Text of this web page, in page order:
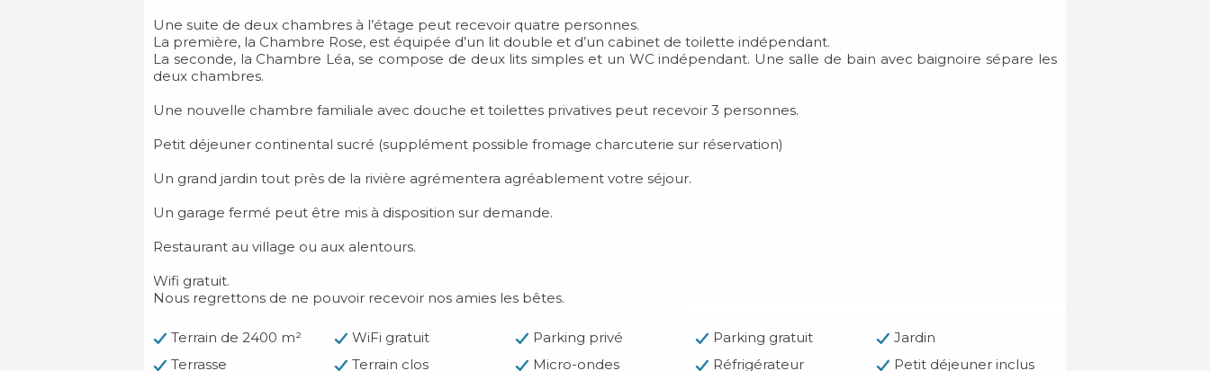
Une suite de deux chambres à l’étage peut recevoir quatre personnes.
La première, la Chambre Rose, est équipée d’un lit double et d’un cabinet de toilette indépendant.
La seconde, la Chambre Léa, se compose de deux lits simples et un WC indépendant. Une salle de bain avec baignoire sépare les
deux chambres.
Une nouvelle chambre familiale avec douche et toilettes privatives peut recevoir 3 personnes.
Petit déjeuner continental sucré (supplément possible fromage charcuterie sur réservation)
Un grand jardin tout près de la rivière agrémentera agréablement votre séjour.
Un garage fermé peut être mis à disposition sur demande.
Restaurant au village ou aux alentours.
Wifi gratuit.
Nous regrettons de ne pouvoir recevoir nos amies les bêtes.
Terrain de 2400 m² WiFi gratuit Parking privé Parking gratuit
Jardin
Terrasse
Terrain clos Micro-ondes Réfrigérateur Petit déjeuner inclus